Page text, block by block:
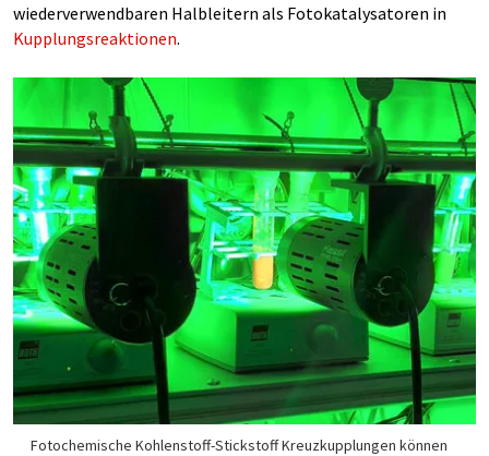
wiederverwendbaren Halbleitern als Fotokatalysatoren in
Kupplungsreaktionen.
Fotochemische Kohlenstoff-Stickstoff Kreuzkupplungen können